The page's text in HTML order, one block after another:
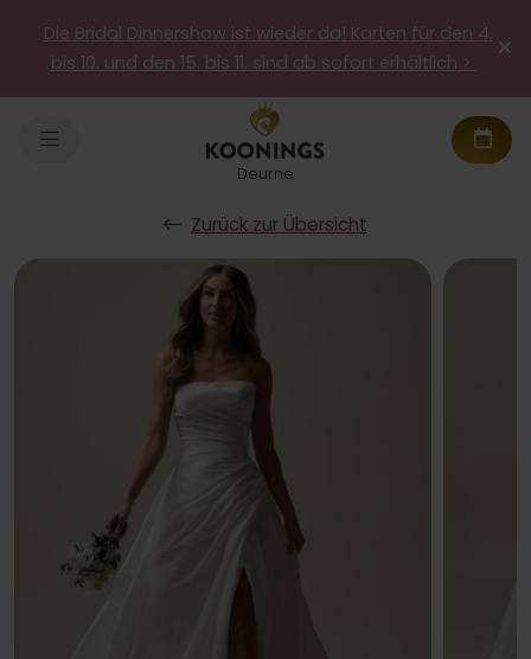
Die Bridal Dinnershow ist wieder da! Karten für den 4.
bis 10. und den 15. bis 11. sind ab sofort erhältlich >
Deurne
Zurück zur Übersicht